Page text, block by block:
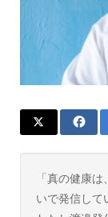
「真の健康
いで発信して